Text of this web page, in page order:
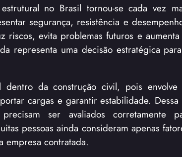
no Brasil tornou-se cada vez
segurança, resistência e
riscos, evita problemas futuros e
representa uma decisão estratégica
dentro da construção civil, pois
cargas e garantir estabilidade.
ser avaliados corretamente
pessoas ainda consideram apenas
empresa contratada.